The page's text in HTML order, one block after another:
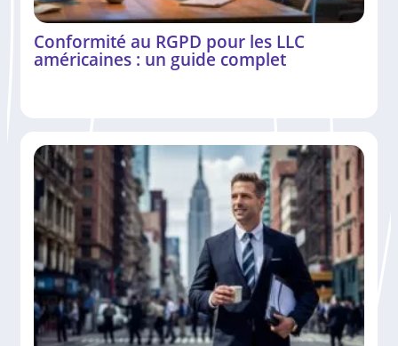
Conformité au RGPD pour les LLC
américaines : un guide complet